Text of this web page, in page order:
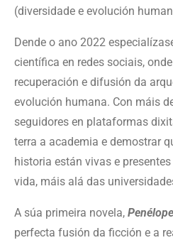
(diversidade e evolución
Dende o ano 2022
científica en redes sociais,
recuperación e difusión da
evolución humana. Con máis
seguidores en plataformas
terra a academia e demostrar
historia están vivas e
vida, máis alá das
A súa primeira novela, Penélope
perfecta fusión da ficción e a